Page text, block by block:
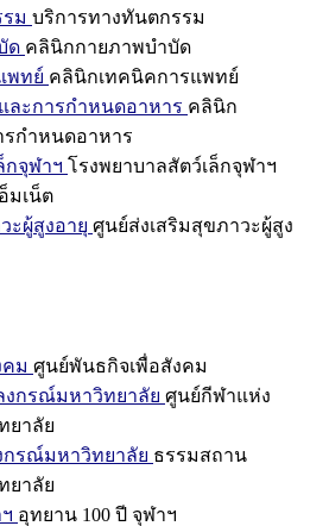
ม บริการทางทันตกรรม
ด คลินิกกายภาพบำบัด
พทย์ คลินิกเทคนิคการแพทย์
ละการกำหนดอาหาร คลินิก
กำหนดอาหาร
กจุฬาฯ โรงพยาบาลสัตว์เล็กจุฬาฯ
มเน็ต
ะผู้สูงอายุ ศูนย์ส่งเสริมสุขภาวะผู้สูง
ม ศูนย์พันธกิจเพื่อสังคม
กรณ์มหาวิทยาลัย ศูนย์กีฬาแห่ง
ยาลัย
กรณ์มหาวิทยาลัย ธรรมสถาน
ยาลัย
อุทยาน 100 ปี จุฬาฯ